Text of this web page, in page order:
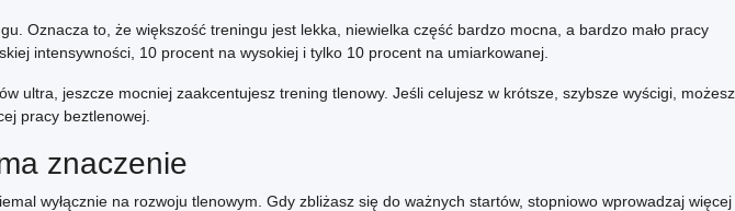
Oznacza to, że większość treningu jest lekka, niewielka część bardzo mocna, a bardzo mało pracy
intensywności, 10 procent na wysokiej i tylko 10 procent na umiarkowanej.
ultra, jeszcze mocniej zaakcentujesz trening tlenowy. Jeśli celujesz w krótsze, szybsze wyścigi, możesz
pracy beztlenowej.
znaczenie
wyłącznie na rozwoju tlenowym. Gdy zbliżasz się do ważnych startów, stopniowo wprowadzaj więcej